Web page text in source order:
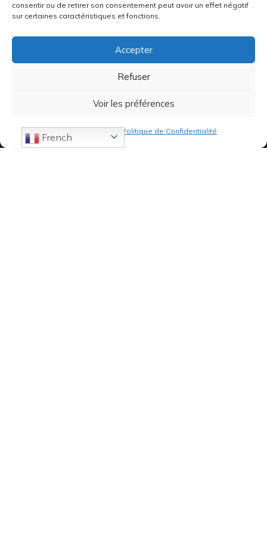
consentir ou de retirer son consentement peut avoir un effet négatif
sur certaines caractéristiques et fonctions.
Accepter
Refuser
Voir les préférences
Politique de Confidentialité
French